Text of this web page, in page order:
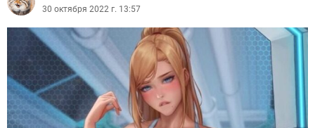
30 октября 2022 г. 13:57